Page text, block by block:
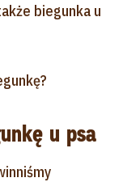
biegunka u
u psa